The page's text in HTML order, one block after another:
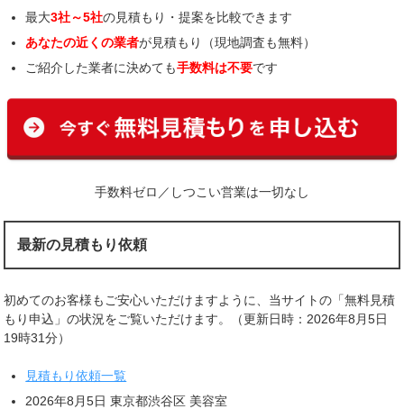
最大3社～5社の見積もり・提案を比較できます
あなたの近くの業者が見積もり（現地調査も無料）
ご紹介した業者に決めても手数料は不要です
手数料ゼロ／しつこい営業は一切なし
最新の見積もり依頼
初めてのお客様もご安心いただけますように、当サイトの「無料見積
もり申込」の状況をご覧いただけます。（更新日時：2026年8月5日
19時31分）
見積もり依頼一覧
2026年8月5日 東京都渋谷区 美容室